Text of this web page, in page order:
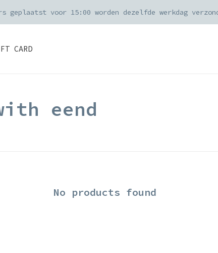
CARD
geplaatst voor 15:00 worden dezelfde werkdag
eend
No products found